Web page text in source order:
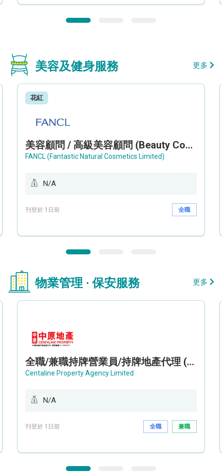
美容及健身服務 更多
花紅
美容顧問 / 高級美容顧問 (Beauty Consultant / Senior Beauty Consultant)
FANCL (Fantastic Natural Cosmetics Limited)
N/A
刊登於 1日前 全職
物業管理 · 保安服務 更多
全職/兼職持牌營業員/持牌地產代理 (長沙灣/將軍澳/油塘)
Centaline Property Agency Limited
N/A
刊登於 1日前 全職 兼職